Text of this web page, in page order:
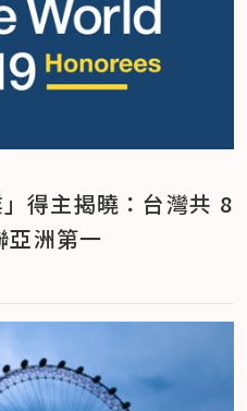
得主揭曉：台灣共 8
亞洲第一